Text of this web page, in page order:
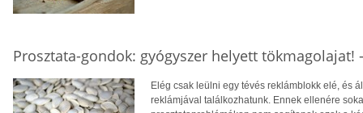
Prosztata-gondok: gyógyszer helyett tökmagolajat!
Elég csak leülni egy tévés reklámblokk elé, és
reklámjával találkozhatunk. Ennek ellenére